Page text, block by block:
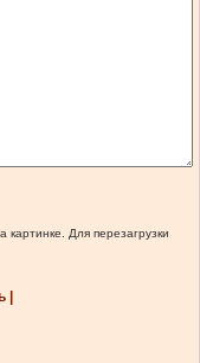
Для перезагрузки
|